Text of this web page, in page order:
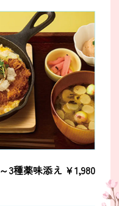
～3種薬味添え ￥1,980